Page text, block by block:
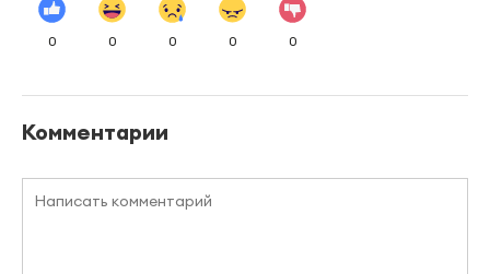
0 0 0 0 0
Комментарии